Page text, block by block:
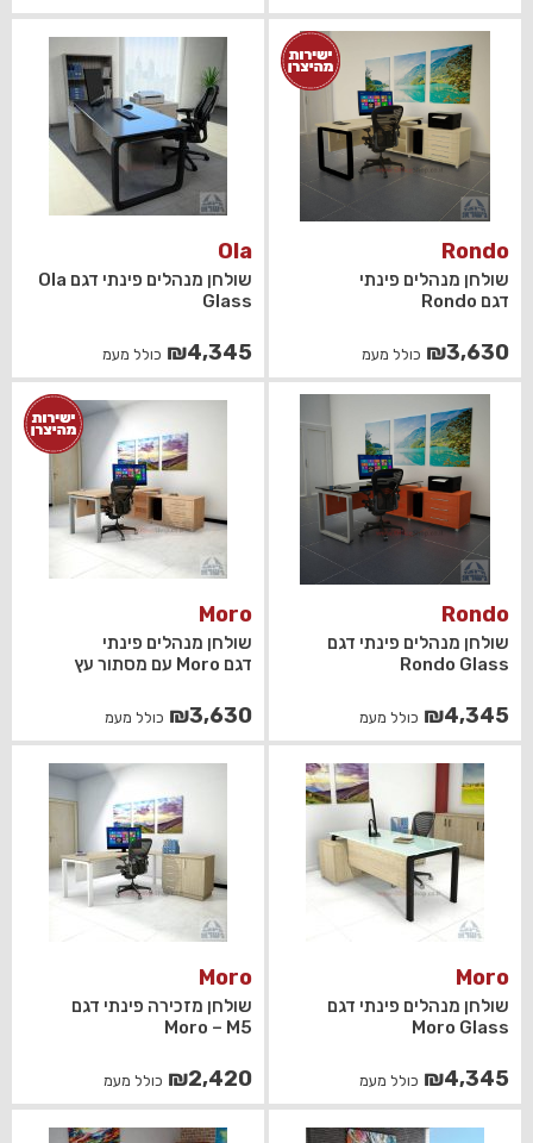
Rondo
שולחן מנהלים פינתי
דגם Rondo
₪3,630 כולל מעמ
Ola
שולחן מנהלים פינתי דגם Ola
Glass
₪4,345 כולל מעמ
Rondo
שולחן מנהלים פינתי דגם
Rondo Glass
₪4,345 כולל מעמ
Moro
שולחן מנהלים פינתי
דגם Moro עם מסתור עץ
₪3,630 כולל מעמ
Moro
שולחן מנהלים פינתי דגם
Moro Glass
₪4,345 כולל מעמ
Moro
שולחן מזכירה פינתי דגם
Moro – M5
₪2,420 כולל מעמ